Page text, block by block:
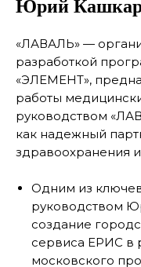
Юрий
«ЛАВАЛЬ» —
разработкой
«ЭЛЕМЕНТ»,
работы
руководством
как надежный
здравоохранения
Одним из
руководством
создание
сервиса ЕРИС в
московского